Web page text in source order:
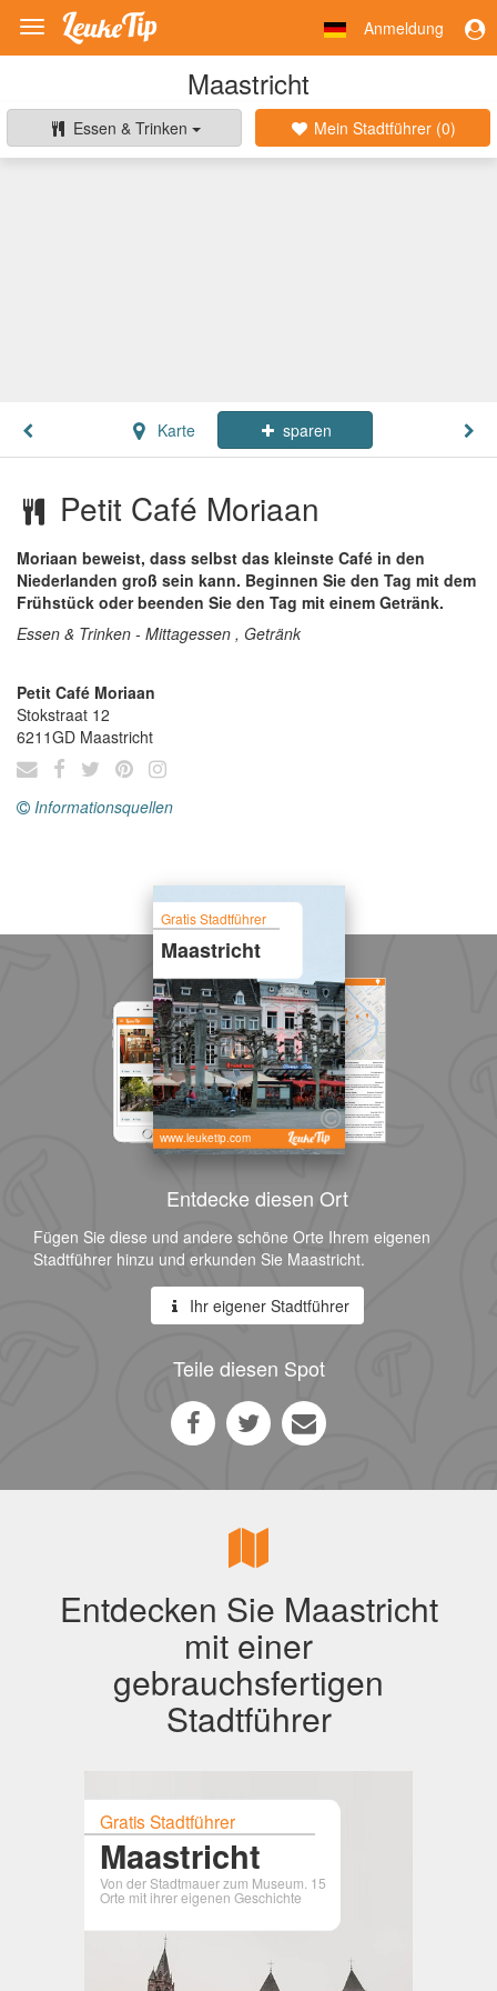
Toggle
navigation
Anmeldung
Maastricht
Essen & Trinken Mein Stadtführer (0)
Karte sparen
Petit Café Moriaan
Moriaan beweist, dass selbst das kleinste Café in den
Niederlanden groß sein kann. Beginnen Sie den Tag mit dem
Frühstück oder beenden Sie den Tag mit einem Getränk.
Essen & Trinken - Mittagessen , Getränk
Petit Café Moriaan
Stokstraat 12
6211GD Maastricht
Informationsquellen
Gratis Stadtführer
Maastricht
www.leuketip.com
Entdecke diesen Ort
Fügen Sie diese und andere schöne Orte Ihrem eigenen
Stadtführer hinzu und erkunden Sie Maastricht.
Ihr eigener Stadtführer
Teile diesen Spot
Entdecken Sie Maastricht
mit einer
gebrauchsfertigen
Stadtführer
Gratis Stadtführer
Maastricht
Von der Stadtmauer zum Museum. 15
Orte mit ihrer eigenen Geschichte